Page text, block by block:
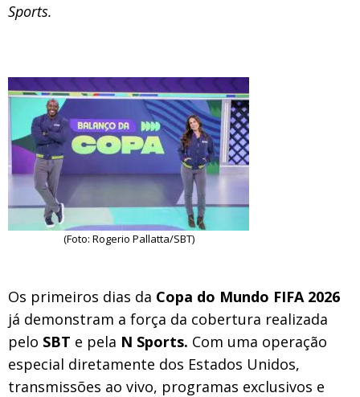
Sports.
(Foto: Rogerio Pallatta/SBT)
Os primeiros dias da Copa do Mundo FIFA 2026
já demonstram a força da cobertura realizada
pelo SBT e pela N Sports. Com uma operação
especial diretamente dos Estados Unidos,
transmissões ao vivo, programas exclusivos e